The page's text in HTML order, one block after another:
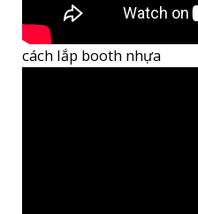
cách lắp booth nhựa